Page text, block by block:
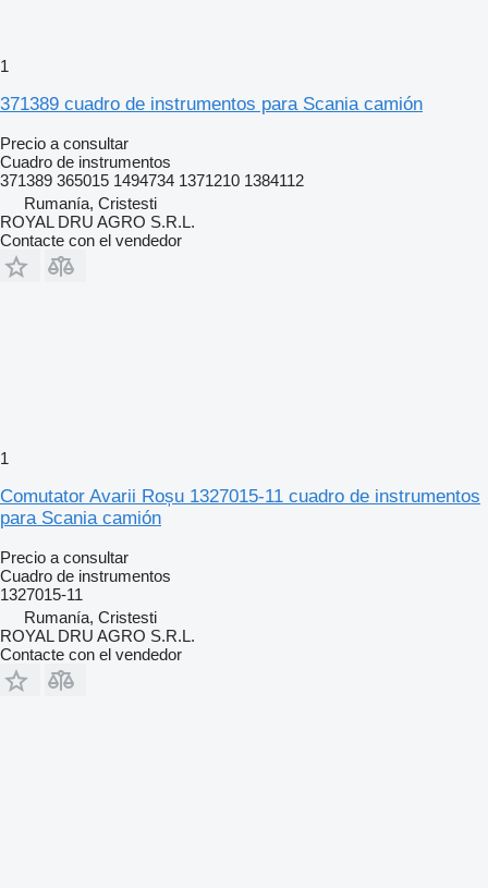
1
371389 cuadro de instrumentos para Scania camión
Precio a consultar
Cuadro de instrumentos
371389 365015 1494734 1371210 1384112
Rumanía, Cristesti
ROYAL DRU AGRO S.R.L.
Contacte con el vendedor
1
Comutator Avarii Roșu 1327015-11 cuadro de instrumentos
para Scania camión
Precio a consultar
Cuadro de instrumentos
1327015-11
Rumanía, Cristesti
ROYAL DRU AGRO S.R.L.
Contacte con el vendedor